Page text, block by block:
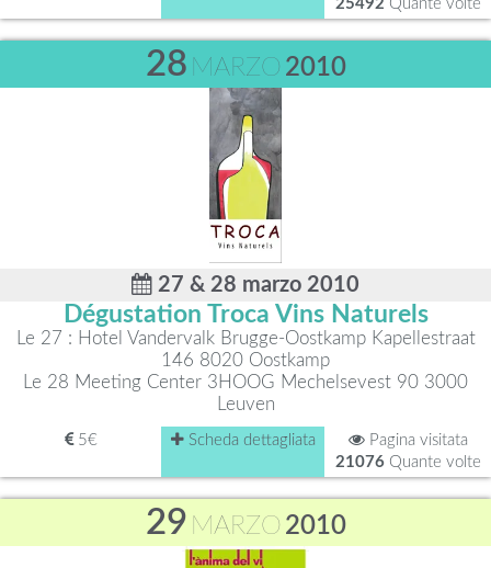
25492 Quante volte
28 MARZO 2010
27 & 28 marzo 2010
Dégustation Troca Vins Naturels
Le 27 : Hotel Vandervalk Brugge-Oostkamp Kapellestraat
146 8020 Oostkamp
Le 28 Meeting Center 3HOOG Mechelsevest 90 3000
Leuven
5€ Scheda dettagliata
Pagina visitata
21076Quante volte
29 MARZO 2010